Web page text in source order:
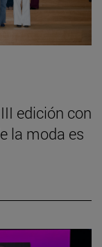
edición con
la moda es